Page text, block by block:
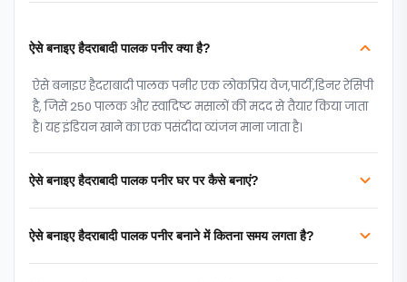
ऐसे बनाइए हैदराबादी पालक पनीर क्या है?
ऐसे बनाइए हैदराबादी पालक पनीर एक लोकप्रिय वेज,पार्टी,डिनर रेसिपी
है, जिसे 250 पालक और स्वादिष्ट मसालों की मदद से तैयार किया जाता
है। यह इंडियन खाने का एक पसंदीदा व्यंजन माना जाता है।
ऐसे बनाइए हैदराबादी पालक पनीर घर पर कैसे बनाएं?
ऐसे बनाइए हैदराबादी पालक पनीर बनाने में कितना समय लगता है?